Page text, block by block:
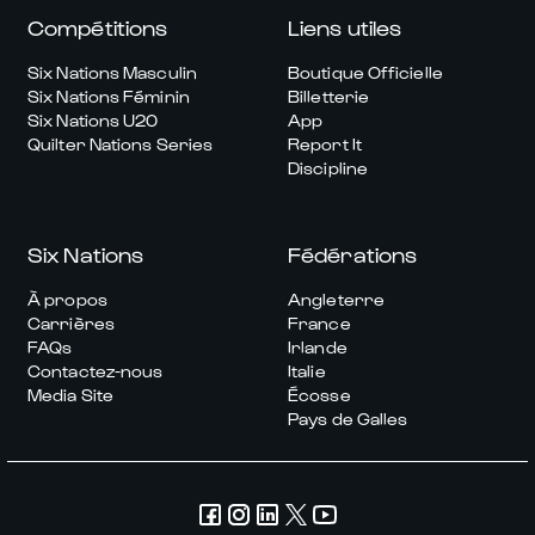
Compétitions
Six Nations Masculin
Six Nations Féminin
Six Nations U20
Quilter Nations Series
Liens utiles
Boutique Officielle
Billetterie
App
Report It
Discipline
Six Nations
À propos
Carrières
FAQs
Contactez-nous
Media Site
Fédérations
Angleterre
France
Irlande
Italie
Écosse
Pays de Galles